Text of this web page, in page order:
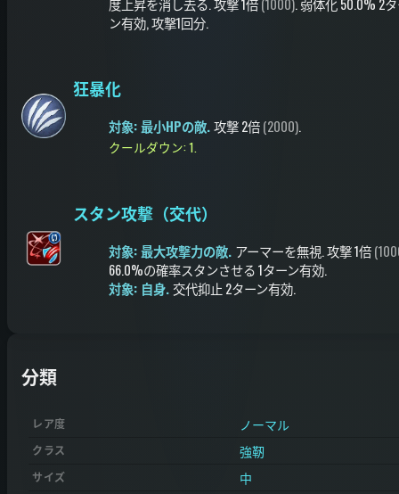
度上昇を消し去る.攻撃1倍(1000).弱体化50.0% 2
ン有効, 攻撃1回分.
狂暴化
対象: 最小HPの敵.攻撃2倍(2000).
クールダウン: 1.
スタン攻撃（交代）
対象: 最大攻撃力の敵. アーマーを無視.攻撃1倍
66.0%の確率スタンさせる1ターン有効.
対象: 自身.交代抑止 2ターン有効.
分類
レア度 ノーマル
クラス 強靭
サイズ 中